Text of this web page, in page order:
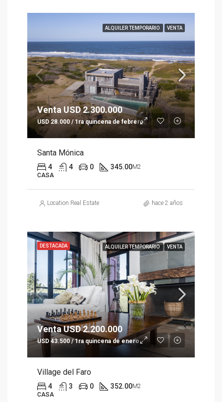
ALQUILER TEMPORARIO VENTA
Venta USD 2.300.000
USD 28.000 / 1ra quincena de febrero
Santa Mónica
4 4 0 345.00M2
CASA
Location Real Estate hace 2 años
DESTACADA ALQUILER TEMPORARIO VENTA
Venta USD 2.200.000
USD 43.500 / 1ra quincena de enero
Village del Faro
4 3 0 352.00M2
CASA